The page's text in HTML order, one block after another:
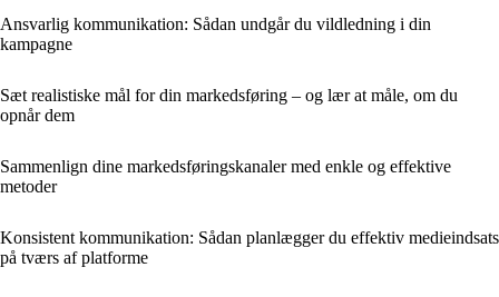
Ansvarlig kommunikation: Sådan undgår du vildledning i din
kampagne
Sæt realistiske mål for din markedsføring – og lær at måle, om du
opnår dem
Sammenlign dine markedsføringskanaler med enkle og effektive
metoder
Konsistent kommunikation: Sådan planlægger du effektiv medieindsats
på tværs af platforme